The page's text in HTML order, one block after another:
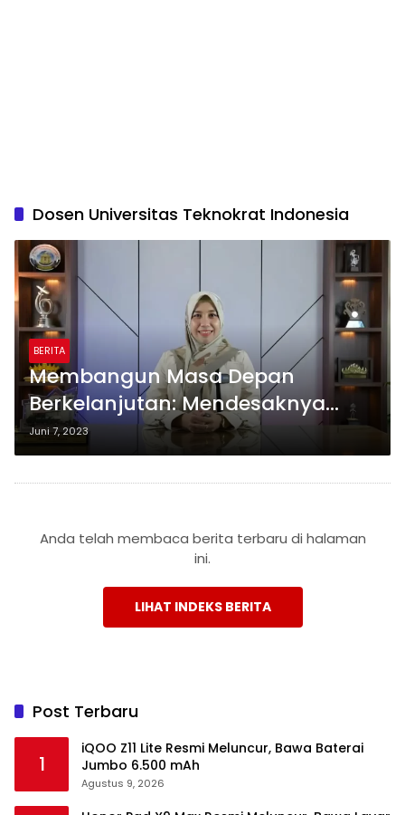
Dosen Universitas Teknokrat Indonesia
BERITA
Membangun Masa Depan
Berkelanjutan: Mendesaknya
Energi Baru Terbarukan
Juni 7, 2023
Anda telah membaca berita terbaru di halaman
ini.
LIHAT INDEKS BERITA
Post Terbaru
1
iQOO Z11 Lite Resmi Meluncur, Bawa Baterai
Jumbo 6.500 mAh
Agustus 9, 2026